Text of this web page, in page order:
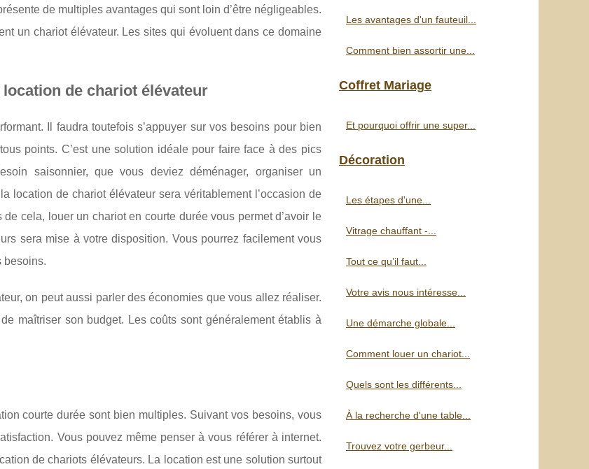
de multiples avantages qui sont loin d’être négligeables.
un chariot élévateur. Les sites qui évoluent dans ce domaine
de chariot élévateur
Il faudra toutefois s’appuyer sur vos besoins pour bien
points. C’est une solution idéale pour faire face à des pics
saisonnier, que vous deviez déménager, organiser un
location de chariot élévateur sera véritablement l’occasion de
cela, louer un chariot en courte durée vous permet d’avoir le
sera mise à votre disposition. Vous pourrez facilement vous
besoins.
on peut aussi parler des économies que vous allez réaliser.
maîtriser son budget. Les coûts sont généralement établis à
courte durée sont bien multiples. Suivant vos besoins, vous
Vous pouvez même penser à vous référer à internet.
de chariots élévateurs. La location est une solution surtout
Les avantages d'un fauteuil...
Comment bien assortir une...
Coffret Mariage
Et pourquoi offrir une super...
Décoration
Les étapes d'une...
Vitrage chauffant -...
Tout ce qu’il faut...
Votre avis nous intéresse...
Une démarche globale...
Comment louer un chariot...
Quels sont les différents...
À la recherche d'une table...
Trouvez votre gerbeur...